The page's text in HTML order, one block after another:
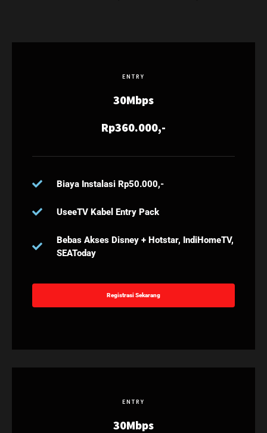
ENTRY
30Mbps
Rp360.000,-
Biaya Instalasi Rp50.000,-
UseeTV Kabel Entry Pack
Bebas Akses Disney + Hotstar, IndiHomeTV,
SEAToday
Registrasi Sekarang
ENTRY
30Mbps